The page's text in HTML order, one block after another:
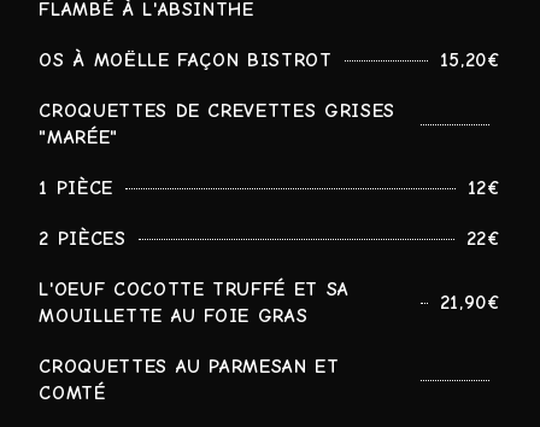
FLAMBÉ À L'ABSINTHE
OS À MOËLLE FAÇON BISTROT 15,20€
CROQUETTES DE CREVETTES GRISES
"MARÉE"
1 PIÈCE 12€
2 PIÈCES 22€
L'OEUF COCOTTE TRUFFÉ ET SA
MOUILLETTE AU FOIE GRAS
21,90€
CROQUETTES AU PARMESAN ET
COMTÉ